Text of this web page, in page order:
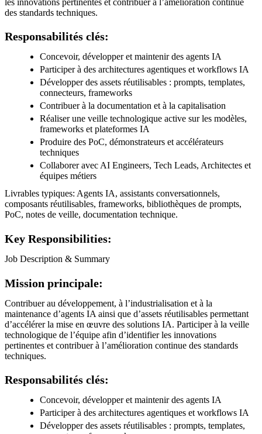
des standards techniques.
Responsabilités clés:
Concevoir, développer et maintenir des agents IA
Participer à des architectures agentiques et workflows IA
Développer des assets réutilisables : prompts, templates,
connecteurs, frameworks
Contribuer à la documentation et à la capitalisation
Réaliser une veille technologique active sur les modèles,
frameworks et plateformes IA
Produire des PoC, démonstrateurs et accélérateurs
techniques
Collaborer avec AI Engineers, Tech Leads, Architectes et
équipes métiers
Livrables typiques: Agents IA, assistants conversationnels,
composants réutilisables, frameworks, bibliothèques de prompts,
PoC, notes de veille, documentation technique.
Key Responsibilities:
Job Description & Summary
Mission principale:
Contribuer au développement, à l’industrialisation et à la
maintenance d’agents IA ainsi que d’assets réutilisables permettant
d’accélérer la mise en œuvre des solutions IA. Participer à la veille
technologique de l’équipe afin d’identifier les innovations
pertinentes et contribuer à l’amélioration continue des standards
techniques.
Responsabilités clés:
Concevoir, développer et maintenir des agents IA
Participer à des architectures agentiques et workflows IA
Développer des assets réutilisables : prompts, templates,